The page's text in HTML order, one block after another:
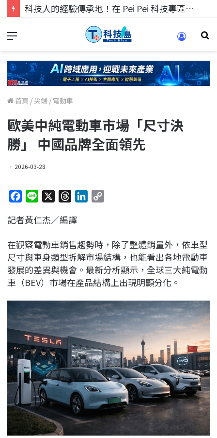
科技人的經驗傳承地！在 Pei Pei 科技專區，與學弟妹交流最硬核的技術
首頁 /尖端 / 電動車
歐美中純電動車市場「尺寸決
勝」 中國品牌全面領先
2026-03-28
c
b
o
o
k
n
r
a
d
s
e
d
I
n
L
i
n
k
記者黃仁杰／編譯
在觀察電動車銷售趨勢時，除了整體銷量外，依車型
尺寸與車身類型拆解市場結構，也能看出各地電動車
發展的差異與機會。最新分析顯示，全球三大純電動
車（BEV）市場在產品結構上出現明顯分化。